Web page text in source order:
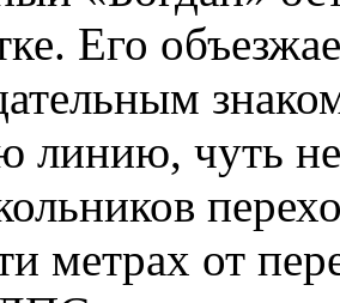
Его
линию, чуть
метрах от